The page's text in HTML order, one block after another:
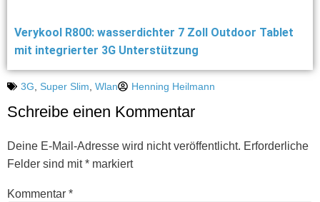
Verykool R800: wasserdichter 7 Zoll Outdoor Tablet
mit integrierter 3G Unterstützung
3G Super Slim Wlan Henning Heilmann
Schreibe einen Kommentar
Deine E-Mail-Adresse wird nicht veröffentlicht. Erforderliche
Felder sind mit* markiert
Kommentar *